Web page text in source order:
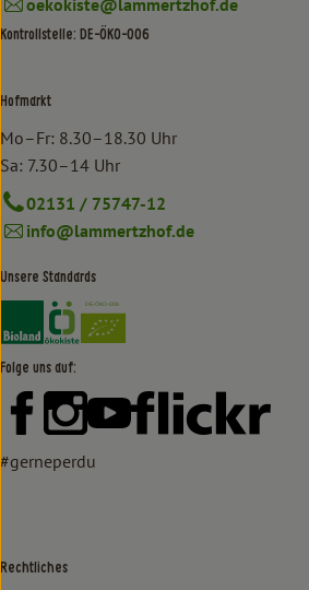
Kontrollstelle: DE-ÖKO-006
Hofmarkt
Mo–Fr: 8.30–18.30 Uhr
Sa: 7.30–14 Uhr
02131 / 75747-12
info@lammertzhof.de
Unsere Standards
Externer Link zu https://
Externer Link zu https://
Folge uns auf:
Externer Link zu https://
Externer Link zu https://
Externer Link zu
#gerneperdu
Rechtliches